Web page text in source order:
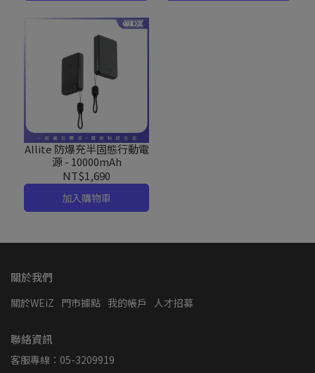
Allite 防爆充半固態行動電
源 - 10000mAh
NT$1,690
加入購物車
關於我們
關於WEiZ 門市據點 我的帳戶 人才招募
聯絡資訊
客服專線：05-3209919